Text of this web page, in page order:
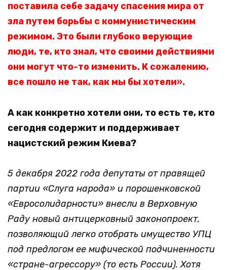
поставила себе задачу спасения мира от
зла путем борьбы с коммунистическим
режимом. Это были глубоко верующие
люди, те, кто знал, что своими действиями
они могут что-то изменить. К сожалению,
все пошло не так, как мы бы хотели».
А как конкретно хотели они, то есть те, кто
сегодня содержит и поддерживает
нацистский режим Киева?
5 декабря 2022 года депутаты от правящей
партии «Слуга народа» и порошенковской
«Евросолидарности» внесли в Верховную
Раду новый антицерковный законопроект,
позволяющий легко отобрать имущество УПЦ
под предлогом ее мифической подчиненности
«стране-агрессору» (то есть России). Хотя